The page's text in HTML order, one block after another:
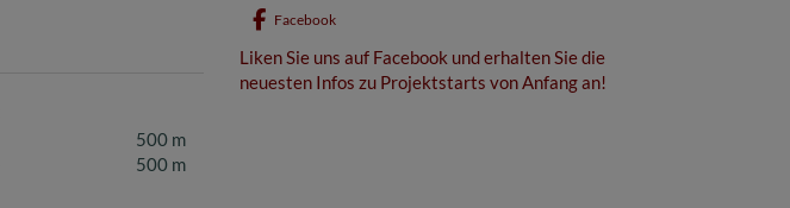
500 m
500 m
Facebook
Liken Sie uns auf Facebook und erhalten Sie die
neuesten Infos zu Projektstarts von Anfang an!